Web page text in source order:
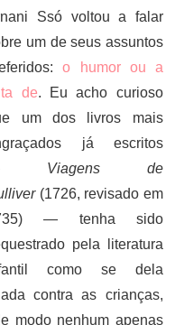
Ssó voltou a falar
um de seus assuntos
o humor ou a
de. Eu acho curioso
um dos livros mais
já escritos
Viagens de
(1726, revisado em
— tenha sido
pela literatura
como se dela
contra as crianças,
modo nenhum apenas